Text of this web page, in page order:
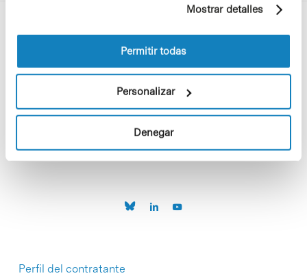
información sobre las cookies puede consultar
la Política de cookies del sitio web.
Mostrar detalles
Permitir todas
Personalizar
Denegar
C/Baldiri Reixac, 4-12 i 15
08028 Barcelona
Perfil del contratante